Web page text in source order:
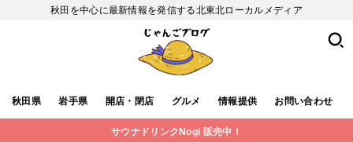
秋田を中心に最新情報を発信する北東北ローカルメディア
秋田県 岩手県 開店・閉店 グルメ 情報提供 お問い合わせ
サウナドリンクNogi 販売中！